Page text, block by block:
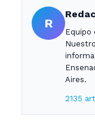
R
Equipo
Aires.
2135